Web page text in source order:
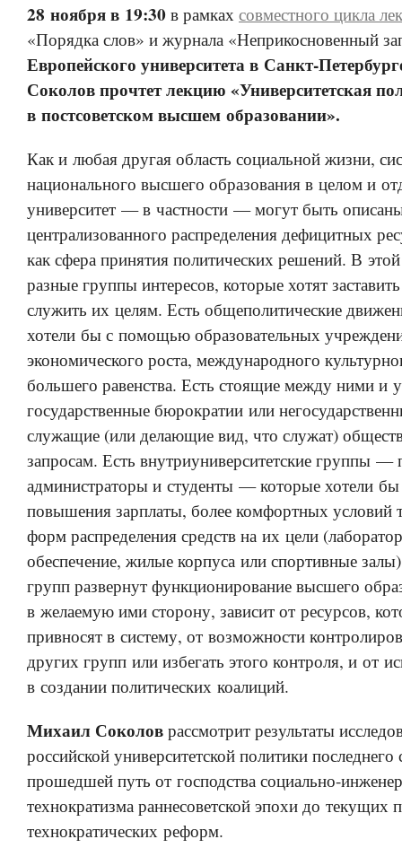
28 ноября в 19:30 в рамках совместного цикла
«Порядка слов» и журнала «Неприкосновенный
Европейского университета в Санкт-
Соколов прочтет лекцию «Университетская
в постсоветском высшем образовании».
Как и любая другая область социальной жизни,
национального высшего образования в целом и
университет — в частности — могут быть
централизованного распределения дефицитных
как сфера принятия политических решений. В этой
разные группы интересов, которые хотят
служить их целям. Есть общеполитические
хотели бы с помощью образовательных
экономического роста, международного
большего равенства. Есть стоящие между ними и
государственные бюрократии или
служащие (или делающие вид, что служат)
запросам. Есть внутриуниверситетские группы —
администраторы и студенты — которые хотели бы
повышения зарплаты, более комфортных условий
форм распределения средств на их цели
обеспечение, жилые корпуса или спортивные
групп развернут функционирование высшего
в желаемую ими сторону, зависит от ресурсов,
привносят в систему, от возможности
других групп или избегать этого контроля, и от
в создании политических коалиций.
Михаил Соколов рассмотрит результаты
российской университетской политики последнего
прошедшей путь от господства социально-
технократизма раннесоветской эпохи до текущих
технократических реформ.